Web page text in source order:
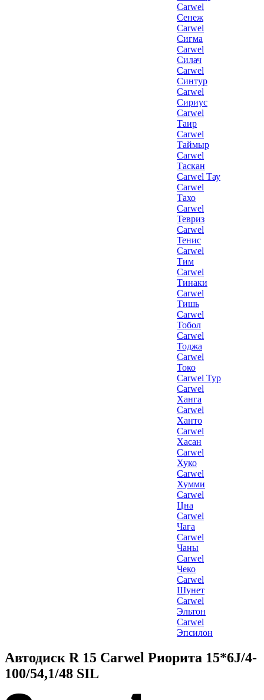
Carwel
Сенеж
Carwel
Сигма
Carwel
Силач
Carwel
Синтур
Carwel
Сириус
Carwel
Таир
Carwel
Таймыр
Carwel
Таскан
Carwel Тау
Carwel
Тахо
Carwel
Тевриз
Carwel
Тенис
Carwel
Тим
Carwel
Тинаки
Carwel
Тишь
Carwel
Тобол
Carwel
Тоджа
Carwel
Токо
Carwel Тур
Carwel
Ханга
Carwel
Ханто
Carwel
Хасан
Carwel
Хуко
Carwel
Хумми
Carwel
Цна
Carwel
Чага
Carwel
Чаны
Carwel
Чеко
Carwel
Шунет
Carwel
Эльтон
Carwel
Эпсилон
Автодиск R 15 Carwel Риорита 15*6J/4-
100/54,1/48 SIL